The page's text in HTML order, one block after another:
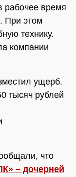
рабочее время
При этом
технику.
компании
ущерб.
тысяч рублей
что
– дочерней